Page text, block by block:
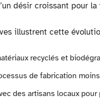
désir croissant pour la
illustrent cette
recyclés et
de fabrication
des artisans locaux